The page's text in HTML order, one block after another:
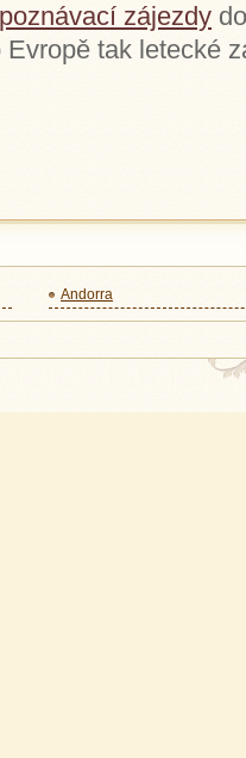
poznávací zájezdy
tak letecké
Andorra